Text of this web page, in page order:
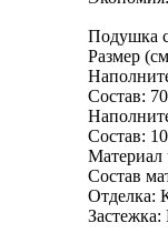
Подушка
Размер
Состав:
Состав:
Материал
Состав
Отделка:
Застежка: